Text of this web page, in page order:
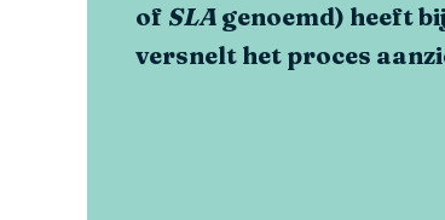
of SLA genoemd) heeft
versnelt het proces